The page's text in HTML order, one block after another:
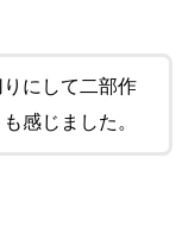
にして二部作
感じました。